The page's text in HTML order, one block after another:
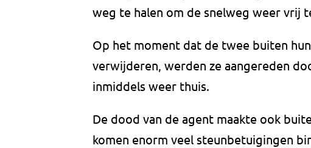
weg te halen om de snelweg weer vrij
Op het moment dat de twee buiten
verwijderen, werden ze aangereden
inmiddels weer thuis.
De dood van de agent maakte ook
komen enorm veel steunbetuigingen